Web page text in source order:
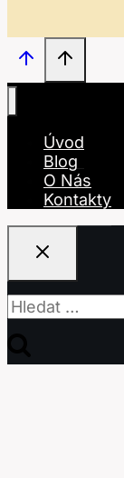
Úvod
Blog
O Nás
Kontakty
Vyhledávání